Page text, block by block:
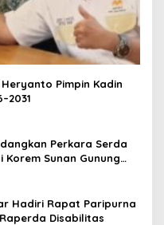
Pimpin Kadin
Perkara Serda
Korem Sunan Gunung
Hadiri Rapat Paripurna
Raperda Disabilitas